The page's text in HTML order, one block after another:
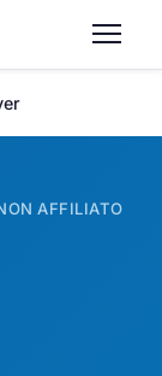
AFFILIATO